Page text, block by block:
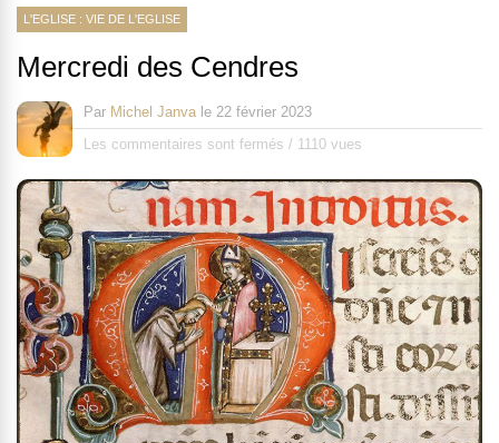
L'EGLISE : VIE DE L'EGLISE
Mercredi des Cendres
Par Michel Janva le 22 février 2023
Les commentaires sont fermés / 1110 vues